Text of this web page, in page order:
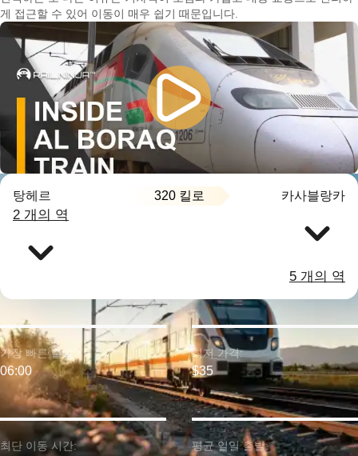
게 접근할 수 있어 이동이 매우 쉽기 때문입니다.
탕헤르 320 킬로 카사블랑카
2 개의 역
5 개의 역
최단 이동 시간:
가장 빠른 출발:
06:00
최저 가격:
$35
평균 일일 출발: